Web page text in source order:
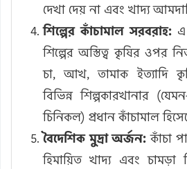
দেখা দেয় না এবং খাদ্য
শিল্পের কাঁচামাল সরবরাহ:
শিল্পের অস্তিত্ব কৃষির ওপর
চা, আখ, তামাক ইত্যাদি
বিভিন্ন শিল্পকারখানার
চিনিকল) প্রধান কাঁচামাল
বৈদেশিক মুদ্রা অর্জন: কাঁচা
হিমায়িত খাদ্য এবং চামড়া